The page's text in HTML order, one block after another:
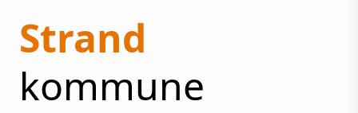
Strand
kommune